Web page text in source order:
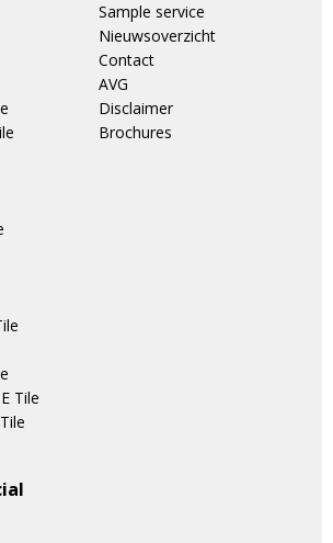
Tile
Sample service
Nieuwsoverzicht
Contact
AVG
Disclaimer
Brochures